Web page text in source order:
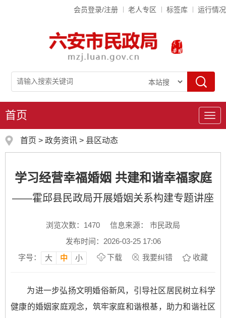
会员登录/注册 老人专区 标签库 运行情况
导
航
首页
首页 > 政务资讯 > 县区动态
学习经营幸福婚姻 共建和谐幸福家庭
——霍邱县民政局开展婚姻关系构建专题讲座
浏览次数： 1470
信息来源： 市民政局
发布时间：2026-03-25 17:06
字号：
大 中 小 下载 我要纠错 收藏
为进一步弘扬文明婚俗新风，引导社区居民树立科学
健康的婚姻家庭观念，筑牢家庭和谐根基，助力和谐社区